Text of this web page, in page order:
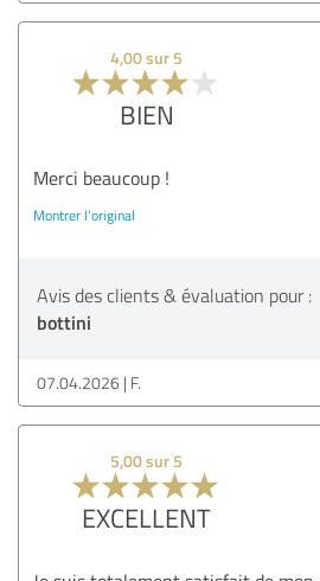
4,00 sur 5
BIEN
Merci beaucoup !
Montrer l'original
Avis des clients & évaluation pour :
bottini
07.04.2026 F.
5,00 sur 5
EXCELLENT